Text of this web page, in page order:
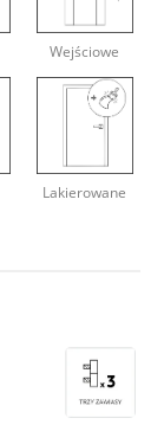
Wejściowe
Lakierowane